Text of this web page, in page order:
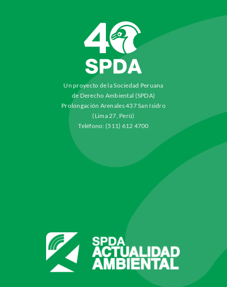
Un proyecto de la Sociedad Peruana
de Derecho Ambiental (SPDA)
Prolongación Arenales 437 San Isidro
(Lima 27, Perú)
Teléfono: (511) 612 4700